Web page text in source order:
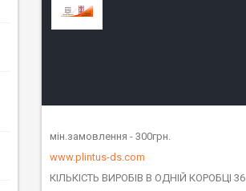
мін.замовлення - 300грн.
www.plintus-ds.com
КІЛЬКІСТЬ ВИРОБІВ В ОДНІЙ КОРОБЦІ